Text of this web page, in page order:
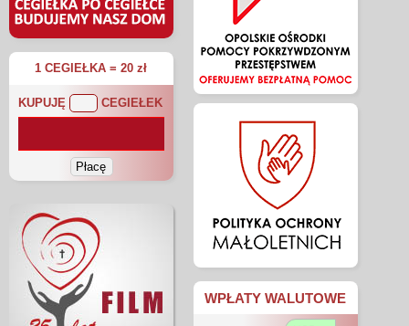
1 CEGIEŁKA = 20 zł
KUPUJĘ CEGIEŁEK
WPŁATY WALUTOWE